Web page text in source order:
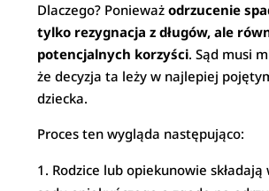
Dlaczego? Ponieważodrzucenie
tylko rezygnacja z długów, ale
potencjalnych korzyści. Sąd musi
że decyzja ta leży w najlepiej
dziecka.
Proces ten wygląda następująco:
Rodzice lub opiekunowie składają